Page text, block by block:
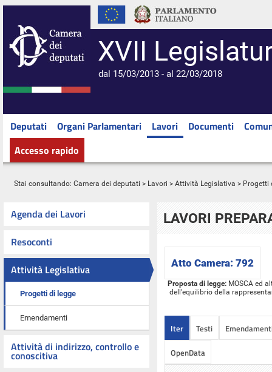
XVII
dal 15/03/2013 - al 22/03/2018
Deputati Organi Parlamentari Lavori Documenti
Accesso rapido
Stai consultando: Camera dei deputati > Lavori > Attività Legislativa > Progetti
Agenda dei Lavori
Resoconti
Attività Legislativa
Progetti di legge
Emendamenti
Attività di indirizzo, controllo e
conoscitiva
LAVORI
Atto Camera: 792
Proposta di legge:MOSCA ed
dell'equilibrio della
Iter Testi
OpenData